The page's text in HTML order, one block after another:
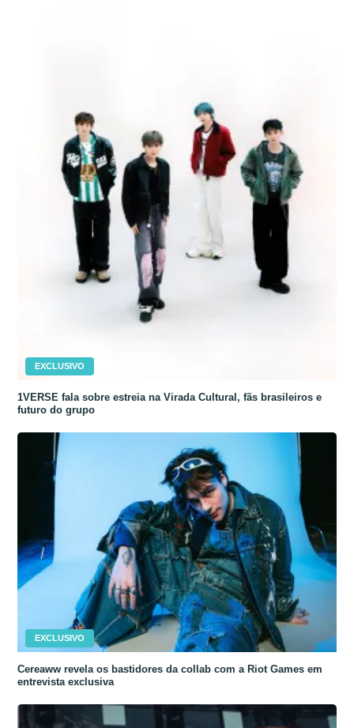
EXCLUSIVO
1VERSE fala sobre estreia na Virada Cultural, fãs brasileiros e
futuro do grupo
EXCLUSIVO
Cereaww revela os bastidores da collab com a Riot Games em
entrevista exclusiva